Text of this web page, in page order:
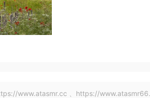
www.atasmr.cc 、https://